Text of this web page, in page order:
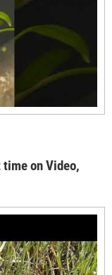
on Video,